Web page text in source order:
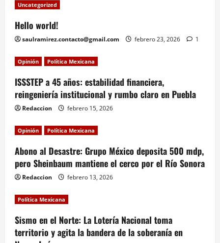
Uncategorized
Hello world!
saulramirez.contacto@gmail.com febrero 23, 2026 1
Opinión Política Mexicana
ISSSTEP a 45 años: estabilidad financiera,
reingeniería institucional y rumbo claro en Puebla
Redaccion febrero 15, 2026
Opinión Política Mexicana
Abono al Desastre: Grupo México deposita 500 mdp,
pero Sheinbaum mantiene el cerco por el Río Sonora
Redaccion febrero 13, 2026
Política Mexicana
Sismo en el Norte: La Lotería Nacional toma
territorio y agita la bandera de la soberanía en